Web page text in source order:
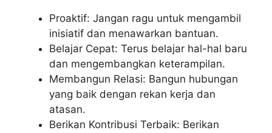
Proaktif: Jangan ragu untuk mengambil
inisiatif dan menawarkan bantuan.
Belajar Cepat: Terus belajar hal-hal baru
dan mengembangkan keterampilan.
Membangun Relasi: Bangun hubungan
yang baik dengan rekan kerja dan
atasan.
Berikan Kontribusi Terbaik: Berikan